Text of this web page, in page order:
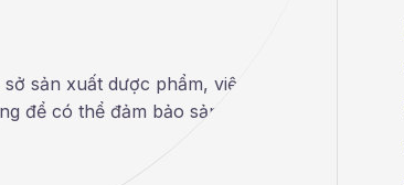
sản xuất dược phẩm, việc vận hành
để có thể đảm bảo sản xuất dược